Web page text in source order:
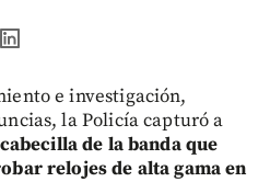
e investigación,
la Policía capturó a
de la banda que
relojes de alta gama en